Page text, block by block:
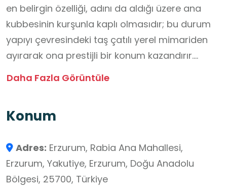
en belirgin özelliği, adını da aldığı üzere ana
kubbesinin kurşunla kaplı olmasıdır; bu durum
yapıyı çevresindeki taş çatılı yerel mimariden
ayırarak ona prestijli bir konum kazandırır.
Mimarisi incelendiğinde, kare planlı bir ana
çarpar. Kesme taştan inşa edilen yapının
bir minaresi bulunmaktadır. Caminin iç mekânı,
Erzurum’un yerel taş işçiliği ve sade
süslemeleriyle huzurlu bir atmosfer sunar.
Daha Fazla Görüntüle
Konum
Adres: Erzurum, Rabia Ana Mahallesi,
Erzurum, Yakutiye, Erzurum, Doğu Anadolu
Bölgesi, 25700, Türkiye